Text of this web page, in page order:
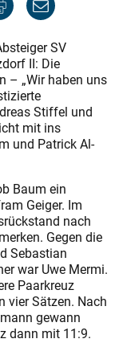
SV
II: Die
– „Wir haben uns
Stiffel und
mit ins
und Patrick Al-
Baum ein
Geiger. Im
nach
Gegen die
Sebastian
war Uwe Mermi.
Paarkreuz
vier Sätzen. Nach
gewann
dann mit 11:9.